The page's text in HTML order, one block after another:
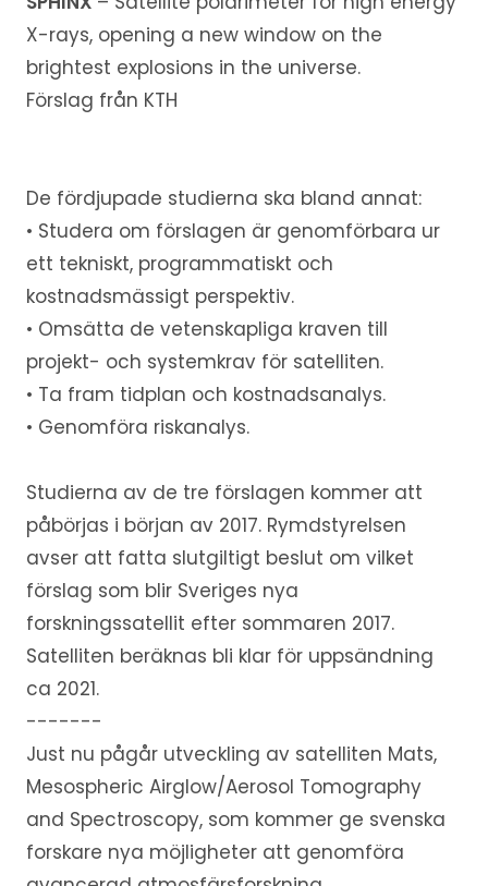
X-rays, opening a new window on the
brightest explosions in the universe.
Förslag från KTH
De fördjupade studierna ska bland annat:
• Studera om förslagen är genomförbara ur
ett tekniskt, programmatiskt och
kostnadsmässigt perspektiv.
• Omsätta de vetenskapliga kraven till
projekt- och systemkrav för satelliten.
• Ta fram tidplan och kostnadsanalys.
• Genomföra riskanalys.
Studierna av de tre förslagen kommer att
påbörjas i början av 2017. Rymdstyrelsen
avser att fatta slutgiltigt beslut om vilket
förslag som blir Sveriges nya
forskningssatellit efter sommaren 2017.
Satelliten beräknas bli klar för uppsändning
ca 2021.
-------
Just nu pågår utveckling av satelliten Mats,
Mesospheric Airglow/Aerosol Tomography
and Spectroscopy, som kommer ge svenska
forskare nya möjligheter att genomföra